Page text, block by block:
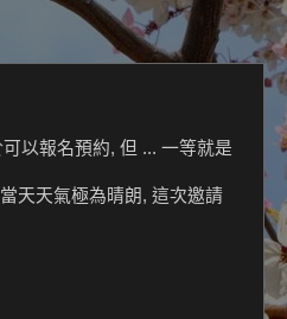
以報名預約, 但 ... 一等就是
天天氣極為晴朗, 這次邀請